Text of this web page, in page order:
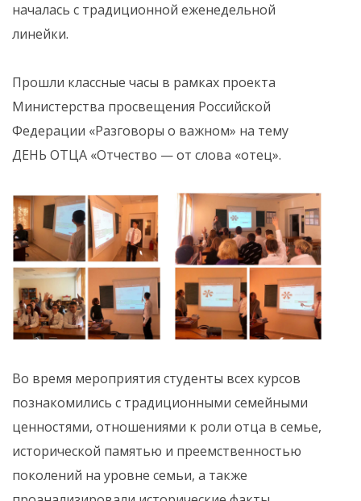
началась с традиционной еженедельной
линейки.
Прошли классные часы в рамках проекта
Министерства просвещения Российской
Федерации «Разговоры о важном» на тему
ДЕНЬ ОТЦА «Отчество — от слова «отец».
Во время мероприятия студенты всех курсов
познакомились с традиционными семейными
ценностями, отношениями к роли отца в семье,
исторической памятью и преемственностью
поколений на уровне семьи, а также